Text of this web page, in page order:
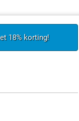
18% korting!